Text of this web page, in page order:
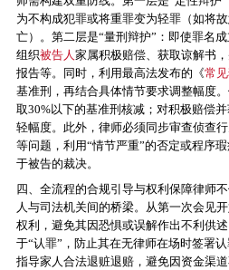
为不构成犯罪或将重罪变为轻罪（如将
亡）。第二层是“量刑辩护”：即使罪名
组织被告人 家属积极赔偿、获取谅解书
报告等。同时，利用最高法发布的《常
基准刑，再结合具体情节要求调整幅度
取30%以下的基准刑核减；对积极赔偿
轻幅度。此外，律师必须同步审查侦查
等问题，利用“情节严重”的否定或程序
于被告的裁决。
四、全流程的合规引导与权利保障律师
人与司法机关间的桥梁。从第一次会见
权利，避免其因恐惧或误解作出不利供
于“认罪”，防止其在无律师在场时签署
指导家人合法退赃退赔，避免因资金渠